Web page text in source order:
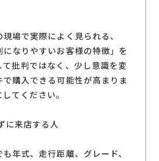
場で実際によく見られる、
になりやすいお客様の特徴」を
批判ではなく、少し意識を変
購入できる可能性が高まりま
てください。
に来店する人
年式、走行距離、グレード、